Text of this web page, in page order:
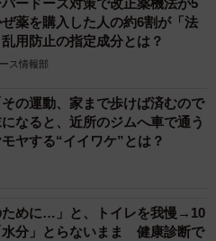
薬を購入した人の約6割が「法
用防止の指定成分とは？
ス情報部
その運動、家まで歩けば済むので
なると、近所のジムへ車で通う
ヤする“イイワケ”とは？
ために…」と、トイレを我慢→10
水分」とらないまま 健康診断で